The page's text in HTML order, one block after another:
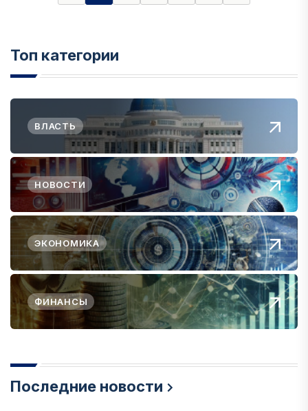
Топ категории
ВЛАСТЬ
НОВОСТИ
ЭКОНОМИКА
ФИНАНСЫ
Последние новости